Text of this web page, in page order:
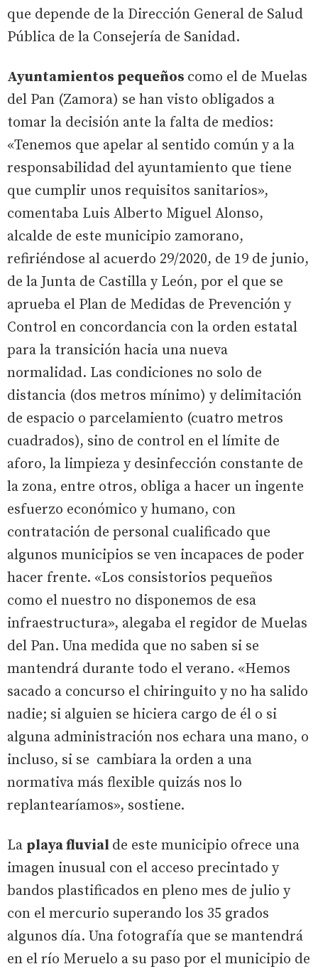
que depende de la Dirección General de Salud
Pública de la Consejería de Sanidad.
Ayuntamientos pequeños como el de Muelas
del Pan (Zamora) se han visto obligados a
tomar la decisión ante la falta de medios:
«Tenemos que apelar al sentido común y a la
responsabilidad del ayuntamiento que tiene
que cumplir unos requisitos sanitarios»,
comentaba Luis Alberto Miguel Alonso,
alcalde de este municipio zamorano,
refiriéndose al acuerdo 29/2020, de 19 de junio,
de la Junta de Castilla y León, por el que se
aprueba el Plan de Medidas de Prevención y
Control en concordancia con la orden estatal
para la transición hacia una nueva
normalidad. Las condiciones no solo de
distancia (dos metros mínimo) y delimitación
de espacio o parcelamiento (cuatro metros
cuadrados), sino de control en el límite de
aforo, la limpieza y desinfección constante de
la zona, entre otros, obliga a hacer un ingente
esfuerzo económico y humano, con
contratación de personal cualificado que
algunos municipios se ven incapaces de poder
hacer frente. «Los consistorios pequeños
como el nuestro no disponemos de esa
infraestructura», alegaba el regidor de Muelas
del Pan. Una medida que no saben si se
mantendrá durante todo el verano. «Hemos
sacado a concurso el chiringuito y no ha salido
nadie; si alguien se hiciera cargo de él o si
alguna administración nos echara una mano, o
incluso, si se cambiara la orden a una
normativa más flexible quizás nos lo
replantearíamos», sostiene.
La playa fluvial de este municipio ofrece una
imagen inusual con el acceso precintado y
bandos plastificados en pleno mes de julio y
con el mercurio superando los 35 grados
algunos día. Una fotografía que se mantendrá
en el río Meruelo a su paso por el municipio de